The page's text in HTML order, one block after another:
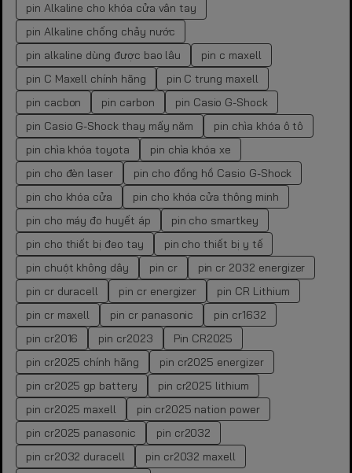
pin Alkaline cho khóa cửa vân tay
pin Alkaline chống chảy nước
pin alkaline dùng được bao lâu
pin c maxell
pin C Maxell chính hãng
pin C trung maxell
pin cacbon
pin carbon
pin Casio G-Shock
pin Casio G-Shock thay mấy năm
pin chìa khóa ô tô
pin chìa khóa toyota
pin chìa khóa xe
pin cho đèn laser
pin cho đồng hồ Casio G-Shock
pin cho khóa cửa
pin cho khóa cửa thông minh
pin cho máy đo huyết áp
pin cho smartkey
pin cho thiết bị đeo tay
pin cho thiết bị y tế
pin chuột không dây
pin cr
pin cr 2032 energizer
pin cr duracell
pin cr energizer
pin CR Lithium
pin cr maxell
pin cr panasonic
pin cr1632
pin cr2016
pin cr2023
Pin CR2025
pin cr2025 chính hãng
pin cr2025 energizer
pin cr2025 gp battery
pin cr2025 lithium
pin cr2025 maxell
pin cr2025 nation power
pin cr2025 panasonic
pin cr2032
pin cr2032 duracell
pin cr2032 maxell